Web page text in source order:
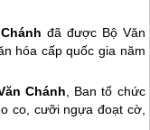
đã được Bộ Văn
hóa cấp quốc gia năm
Chánh , Ban tổ chức
co, cưỡi ngựa đoạt cờ,